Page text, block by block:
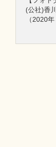
(公社)香
（2020